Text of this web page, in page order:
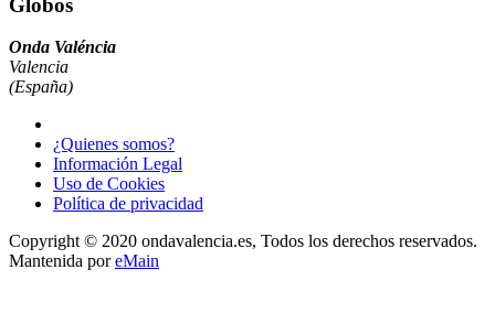
Onda Valéncia
Valencia
(España)
¿Quienes somos?
Información Legal
Uso de Cookies
Política de privacidad
Copyright © 2020 ondavalencia.es, Todos los derechos reservados.
Mantenida poreMain